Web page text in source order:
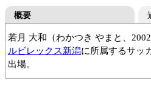
概要
若月 大和（わかつき やまと、
ルビレックス新潟に所属するサッ
出場。